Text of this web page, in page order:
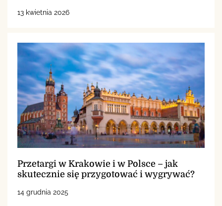
13 kwietnia 2026
Przetargi w Krakowie i w Polsce – jak
skutecznie się przygotować i wygrywać?
14 grudnia 2025